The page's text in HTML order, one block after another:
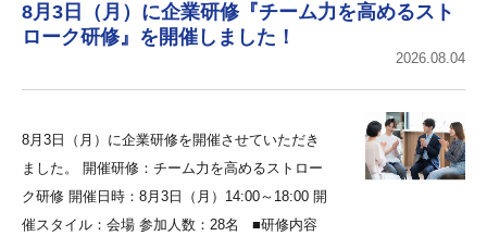
8月3日（月）に企業研修『チーム力を高めるスト
ローク研修』を開催しました！
2026.08.04
8月3日（月）に企業研修を開催させていただき
ました。 開催研修：チーム力を高めるストロー
ク研修 開催日時：8月3日（月）14:00～18:00 開
催スタイル：会場 参加人数：28名 ■研修内容